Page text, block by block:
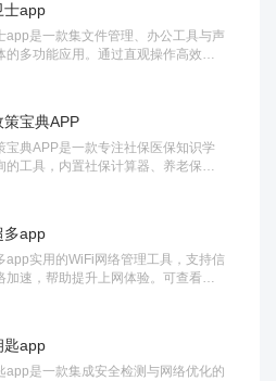
士app
app是一款集文件管理、办公工具与声
的多功能应用。通过直观操作高效处
宝典APP
宝典APP是一款专注社保医保知识学
的工具，内置社保计算器、养老保险
多app
app实用的WiFi网络管理工具，支持信
加速，帮助提升上网体验。可查看当
匙app
app是一款集成安全检测与网络优化的